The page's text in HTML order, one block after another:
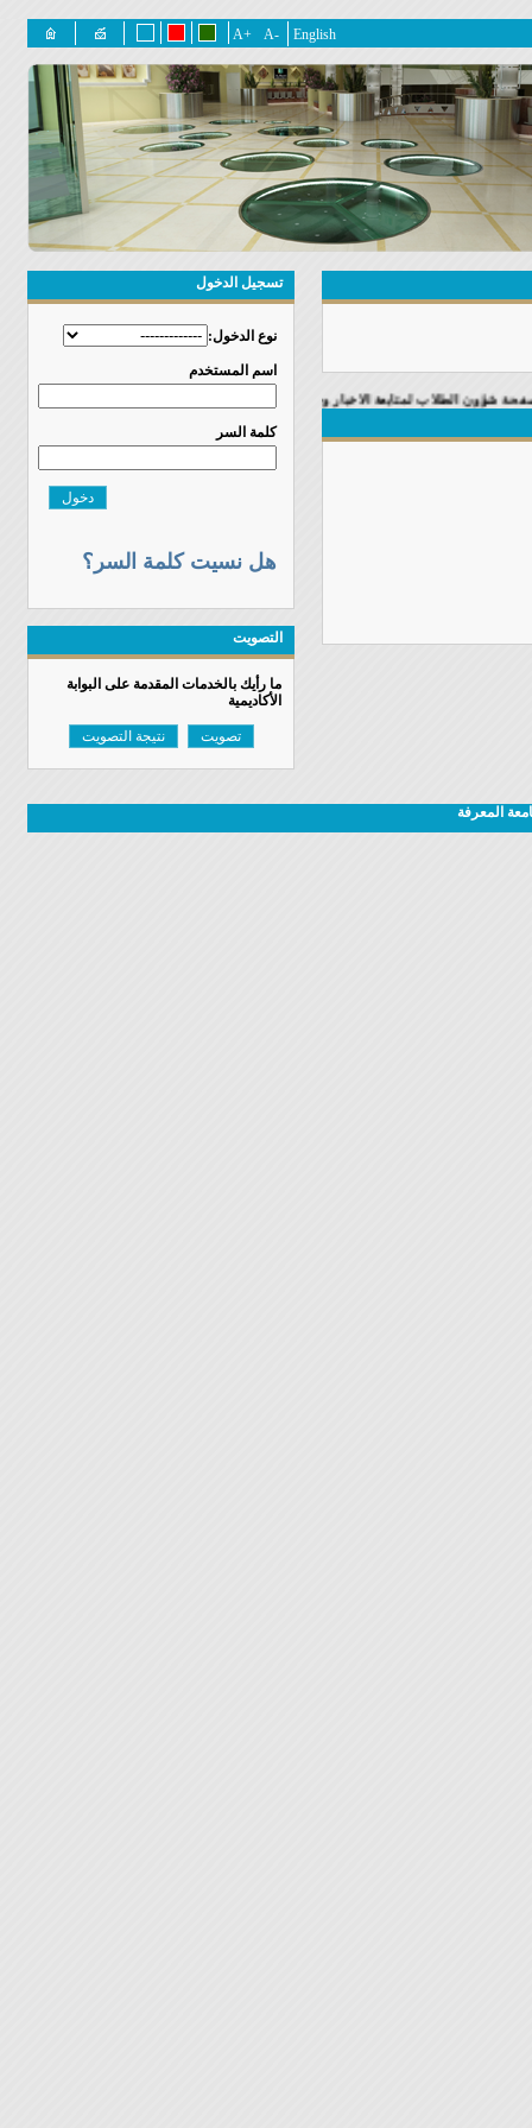
+A -A English
الطلاب لمتابعة الاخبار وجدول الفعاليات
تسجيل الدخول
نوع الدخول:
اسم المستخدم
كلمة السر
دخول
هل نسيت كلمة السر؟
التصويت
ما رأيك بالخدمات المقدمة على البوابة
الأكاديمية
تصويت نتيجة التصويت
المعرفة